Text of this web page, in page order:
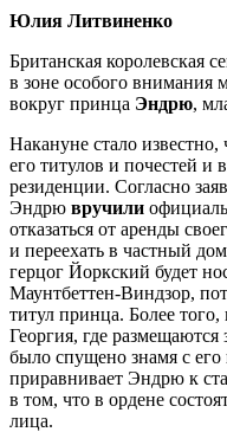
Юлия Литвиненко
Британская королевская
в зоне особого
вокруг принца Эндрю,
Накануне стало
его титулов и почестей и
резиденции. Согласно
Эндрю вручили
отказаться от аренды
и переехать в частный
герцог Йоркский будет
Маунтбеттен-Виндзор,
титул принца. Более
Георгия, где
было спущено знамя с
приравнивает Эндрю к
в том, что в ордене
лица.